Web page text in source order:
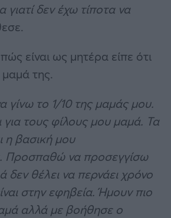
γιατί δεν έχω τίποτα να
είναι ως μητέρα είπε ότι
μαμά της.
γίνω το 1/10 της μαμάς μου.
τους φίλους μου μαμά. Τα
η βασική μου
Προσπαθώ να προσεγγίσω
δεν θέλει να περνάει χρόνο
στην εφηβεία. Ήμουν πιο
αλλά με βοήθησε ο